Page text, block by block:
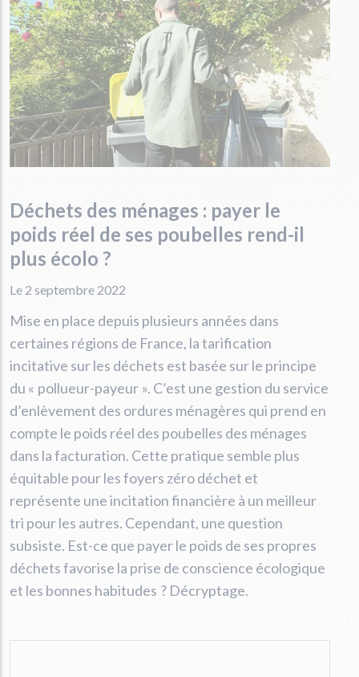
Déchets des ménages : payer le
poids réel de ses poubelles rend-il
plus écolo ?
Le 2 septembre 2022
Mise en place depuis plusieurs années dans
certaines régions de France, la tarification
incitative sur les déchets est basée sur le principe
du « pollueur-payeur ». C’est une gestion du service
d’enlèvement des ordures ménagères qui prend en
compte le poids réel des poubelles des ménages
dans la facturation. Cette pratique semble plus
équitable pour les foyers zéro déchet et
représente une incitation financière à un meilleur
tri pour les autres. Cependant, une question
subsiste. Est-ce que payer le poids de ses propres
déchets favorise la prise de conscience écologique
et les bonnes habitudes ? Décryptage.